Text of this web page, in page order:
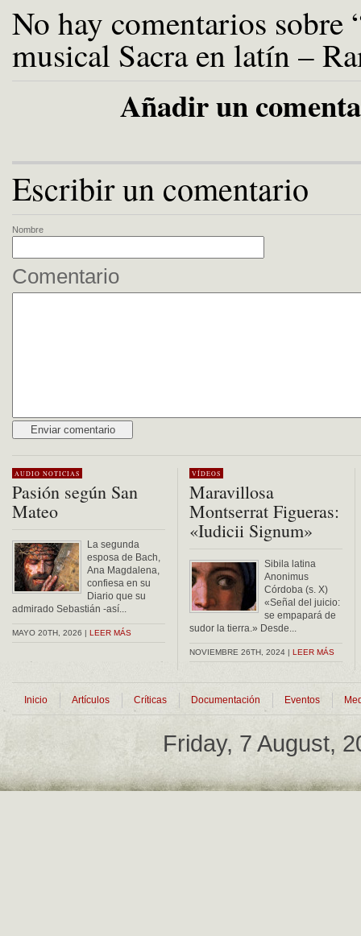
No hay comentarios sobre
musical Sacra en latín –
Añadir un
Escribir un comentario
Nombre
Comentario
AUDIO NOTICIAS
Pasión según San
Mateo
La segunda
esposa de Bach,
Ana Magdalena,
confiesa en su
Diario que su
admirado Sebastián -así...
MAYO 20TH, 2026 | LEER MÁS
VÍDEOS
Maravillosa
Montserrat Figueras:
«Iudicii Signum»
Sibila latina
Anonimus
Córdoba (s. X)
«Señal del juicio:
se empapará de
sudor la tierra.» Desde...
NOVIEMBRE 26TH, 2024 | LEER MÁS
Inicio Artículos Críticas Documentación Eventos
Friday, 7 August,